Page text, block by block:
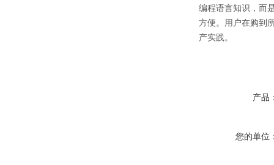
编程语言知识，而
方便。用户在购到
产实践。
产品
您的单位